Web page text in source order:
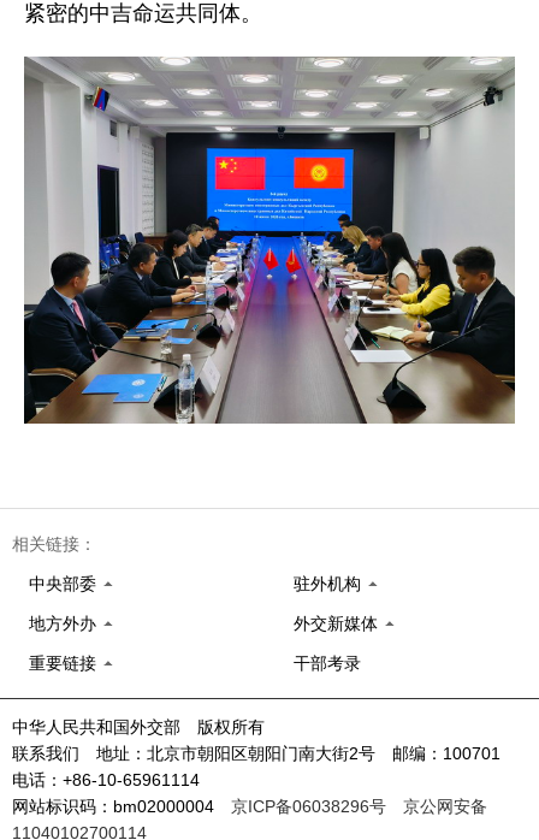
紧密的中吉命运共同体。
相关链接：
中央部委 驻外机构
地方外办 外交新媒体
重要链接 干部考录
中华人民共和国外交部 版权所有
联系我们 地址：北京市朝阳区朝阳门南大街2号 邮编：100701
电话：+86-10-65961114
网站标识码：bm02000004 京ICP备06038296号
京公网安备
11040102700114